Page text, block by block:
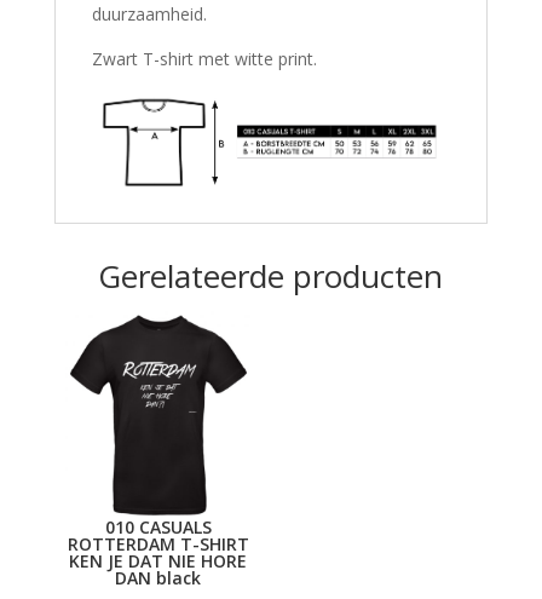
duurzaamheid.
Zwart T-shirt met witte print.
Gerelateerde producten
010 CASUALS
ROTTERDAM T-SHIRT
KEN JE DAT NIE HORE
DAN black